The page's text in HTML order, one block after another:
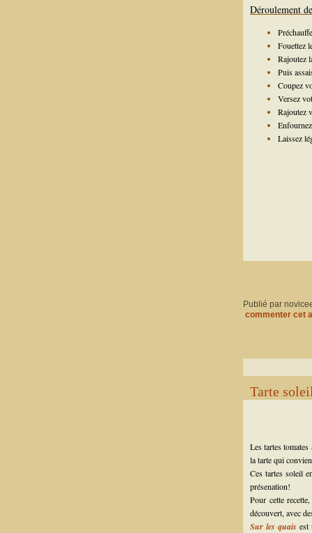
Déroulement
Fouettez
Rajoutez
Puis
Coupez
Versez
Rajoutez
Laissez
Publié par
commenter cet
Tarte
Les tartes
la tarte qui
Ces tartes soleil
présenation!
Pour cette
découvert, avec
Sur les quais est